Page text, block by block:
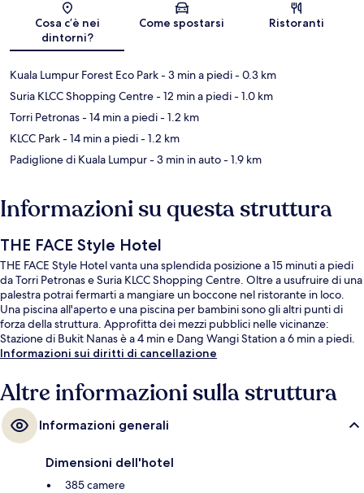
Mappa
Cosa c’è nei
dintorni?
Come spostarsi Ristoranti
Kuala Lumpur Forest Eco Park- 3 min a piedi- 0.3 km
Suria KLCC Shopping Centre- 12 min a piedi- 1.0 km
Torri Petronas- 14 min a piedi- 1.2 km
KLCC Park- 14 min a piedi- 1.2 km
Padiglione di Kuala Lumpur- 3 min in auto- 1.9 km
Informazioni su questa struttura
THE FACE Style Hotel
THE FACE Style Hotel vanta una splendida posizione a 15 minuti a piedi
da Torri Petronas e Suria KLCC Shopping Centre. Oltre a usufruire di una
palestra potrai fermarti a mangiare un boccone nel ristorante in loco.
Una piscina all'aperto e una piscina per bambini sono gli altri punti di
forza della struttura. Approfitta dei mezzi pubblici nelle vicinanze:
Stazione di Bukit Nanas è a 4 min e Dang Wangi Station a 6 min a piedi.
Informazioni sui diritti di cancellazione
Altre informazioni sulla struttura
Informazioni generali
Dimensioni dell'hotel
385 camere